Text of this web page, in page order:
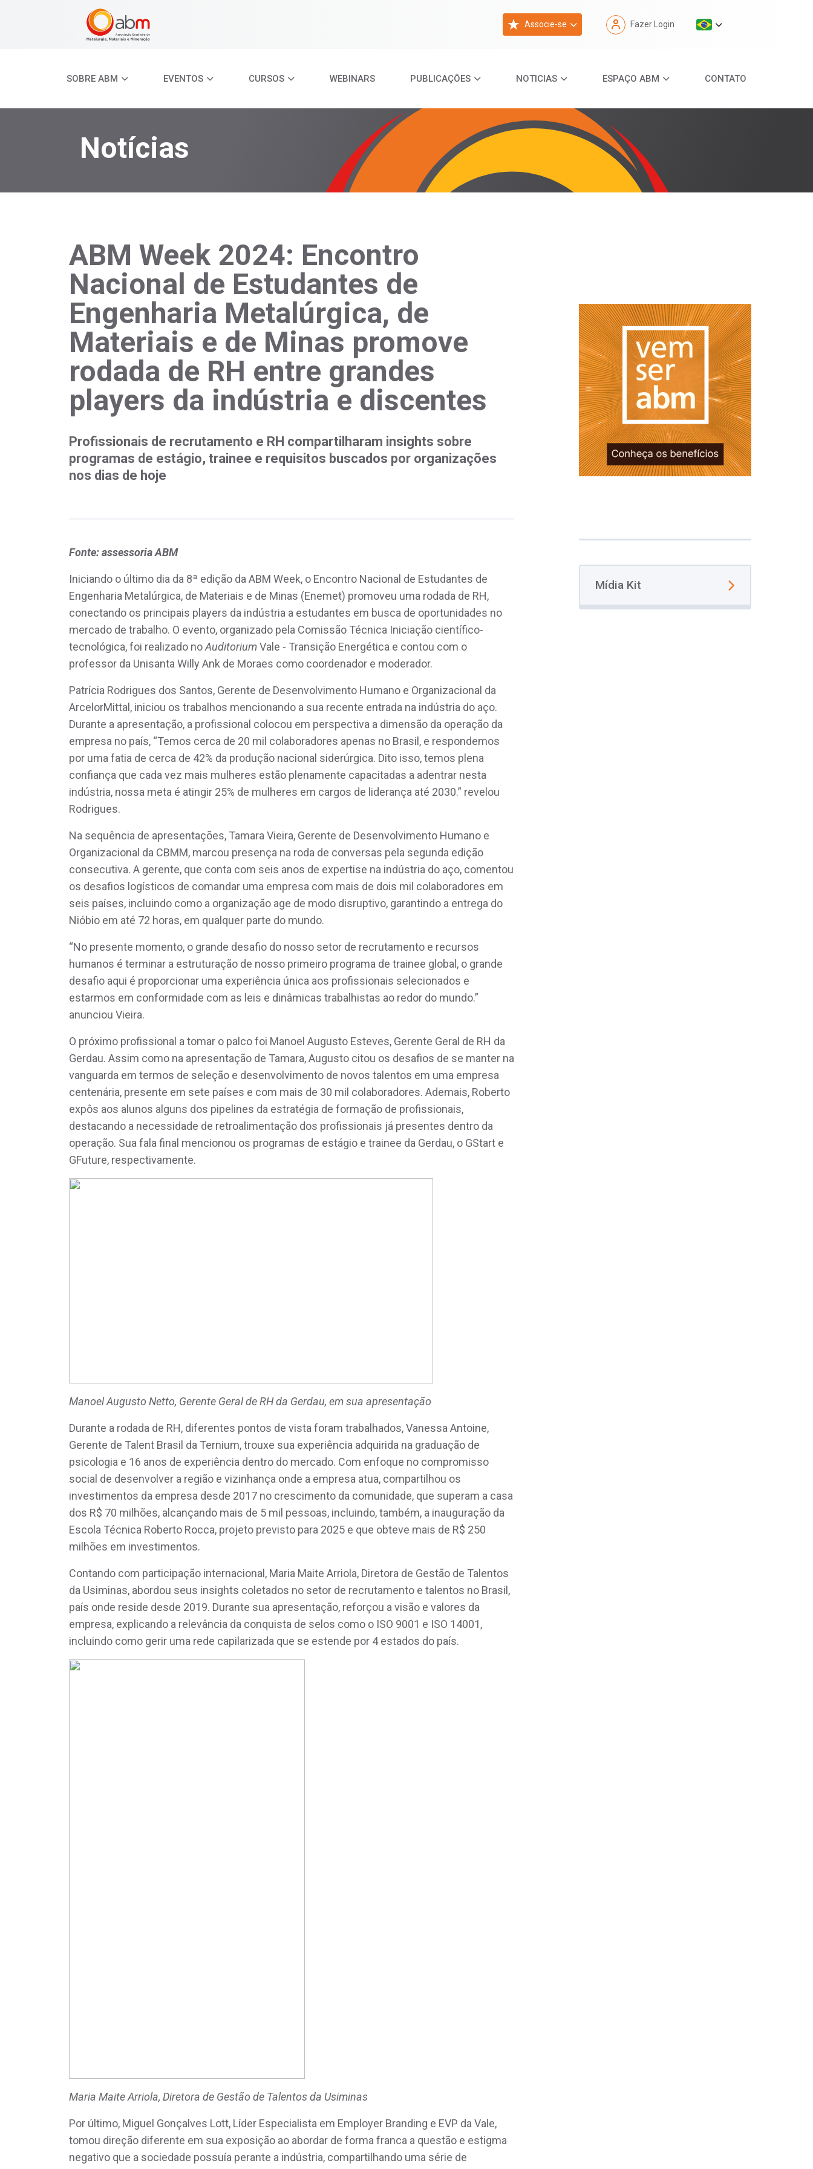
Associe-se Fazer Login
SOBRE ABM EVENTOS CURSOS WEBINARS PUBLICAÇÕES NOTICIAS ESPAÇO ABM CONTATO
Notícias
ABM Week 2024: Encontro
Nacional de Estudantes de
Engenharia Metalúrgica, de
Materiais e de Minas promove
rodada de RH entre grandes
players da indústria e discentes
Profissionais de recrutamento e RH compartilharam insights sobre
programas de estágio, trainee e requisitos buscados por organizações
nos dias de hoje
Fonte: assessoria ABM
Iniciando o último dia da 8ª edição da ABM Week, o Encontro Nacional de Estudantes de
Engenharia Metalúrgica, de Materiais e de Minas (Enemet) promoveu uma rodada de RH,
conectando os principais players da indústria a estudantes em busca de oportunidades no
mercado de trabalho. O evento, organizado pela Comissão Técnica Iniciação científico-
tecnológica, foi realizado noAuditoriumVale - Transição Energética e contou com o
professor da Unisanta Willy Ank de Moraes como coordenador e moderador.
Patrícia Rodrigues dos Santos, Gerente de Desenvolvimento Humano e Organizacional da
ArcelorMittal, iniciou os trabalhos mencionando a sua recente entrada na indústria do aço.
Durante a apresentação, a profissional colocou em perspectiva a dimensão da operação da
empresa no país, “Temos cerca de 20 mil colaboradores apenas no Brasil, e respondemos
por uma fatia de cerca de 42% da produção nacional siderúrgica. Dito isso, temos plena
confiança que cada vez mais mulheres estão plenamente capacitadas a adentrar nesta
indústria, nossa meta é atingir 25% de mulheres em cargos de liderança até 2030.” revelou
Rodrigues.
Na sequência de apresentações, Tamara Vieira, Gerente de Desenvolvimento Humano e
Organizacional da CBMM, marcou presença na roda de conversas pela segunda edição
consecutiva. A gerente, que conta com seis anos de expertise na indústria do aço, comentou
os desafios logísticos de comandar uma empresa com mais de dois mil colaboradores em
seis países, incluindo como a organização age de modo disruptivo, garantindo a entrega do
Nióbio em até 72 horas, em qualquer parte do mundo.
“No presente momento, o grande desafio do nosso setor de recrutamento e recursos
humanos é terminar a estruturação de nosso primeiro programa de trainee global, o grande
desafio aqui é proporcionar uma experiência única aos profissionais selecionados e
estarmos em conformidade com as leis e dinâmicas trabalhistas ao redor do mundo.”
anunciou Vieira.
O próximo profissional a tomar o palco foi Manoel Augusto Esteves, Gerente Geral de RH da
Gerdau. Assim como na apresentação de Tamara, Augusto citou os desafios de se manter na
vanguarda em termos de seleção e desenvolvimento de novos talentos em uma empresa
centenária, presente em sete países e com mais de 30 mil colaboradores. Ademais, Roberto
expôs aos alunos alguns dos pipelines da estratégia de formação de profissionais,
destacando a necessidade de retroalimentação dos profissionais já presentes dentro da
operação. Sua fala final mencionou os programas de estágio e trainee da Gerdau, o GStart e
GFuture, respectivamente.
Manoel Augusto Netto, Gerente Geral de RH da Gerdau, em sua apresentação
Durante a rodada de RH, diferentes pontos de vista foram trabalhados, Vanessa Antoine,
Gerente de Talent Brasil da Ternium, trouxe sua experiência adquirida na graduação de
psicologia e 16 anos de experiência dentro do mercado. Com enfoque no compromisso
social de desenvolver a região e vizinhança onde a empresa atua, compartilhou os
investimentos da empresa desde 2017 no crescimento da comunidade, que superam a casa
dos R$ 70 milhões, alcançando mais de 5 mil pessoas, incluindo, também, a inauguração da
Escola Técnica Roberto Rocca, projeto previsto para 2025 e que obteve mais de R$ 250
milhões em investimentos.
Contando com participação internacional, Maria Maite Arriola, Diretora de Gestão de Talentos
da Usiminas, abordou seus insights coletados no setor de recrutamento e talentos no Brasil,
país onde reside desde 2019. Durante sua apresentação, reforçou a visão e valores da
empresa, explicando a relevância da conquista de selos como o ISO 9001 e ISO 14001,
incluindo como gerir uma rede capilarizada que se estende por 4 estados do país.
Maria Maite Arriola, Diretora de Gestão de Talentos da Usiminas
Por último, Miguel Gonçalves Lott, Líder Especialista em Employer Branding e EVP da Vale,
tomou direção diferente em sua exposição ao abordar de forma franca a questão e estigma
negativo que a sociedade possuía perante a indústria, compartilhando uma série de
Mídia Kit